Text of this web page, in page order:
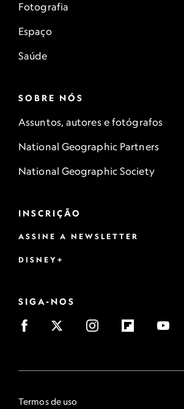
Fotografia
Espaço
Saúde
SOBRE NÓS
Assuntos, autores e fotógrafos
National Geographic Partners
National Geographic Society
INSCRIÇÃO
ASSINE A NEWSLETTER
DISNEY+
SIGA-NOS
Termos de uso